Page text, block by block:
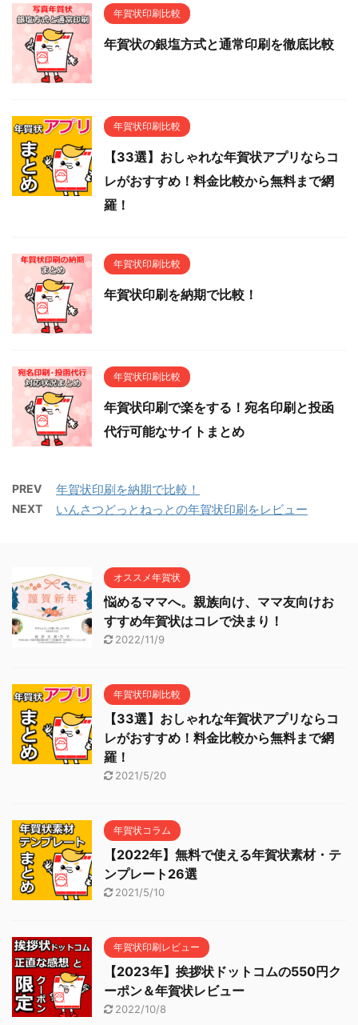
年賀状印刷比較
年賀状の銀塩方式と通常印刷を徹底比較
年賀状印刷比較
【33選】おしゃれな年賀状アプリならコ
レがおすすめ！料金比較から無料まで網
羅！
年賀状印刷比較
年賀状印刷を納期で比較！
年賀状印刷比較
年賀状印刷で楽をする！宛名印刷と投函
代行可能なサイトまとめ
PREV 年賀状印刷を納期で比較！
NEXT いんさつどっとねっとの年賀状印刷をレビュー
オススメ年賀状
悩めるママへ。親族向け、ママ友向けお
すすめ年賀状はコレで決まり！
2022/11/9
年賀状印刷比較
【33選】おしゃれな年賀状アプリならコ
レがおすすめ！料金比較から無料まで網
羅！
2021/5/20
年賀状コラム
【2022年】無料で使える年賀状素材・テ
ンプレート26選
2021/5/10
年賀状印刷レビュー
【2023年】挨拶状ドットコムの550円ク
ーポン＆年賀状レビュー
2022/10/8